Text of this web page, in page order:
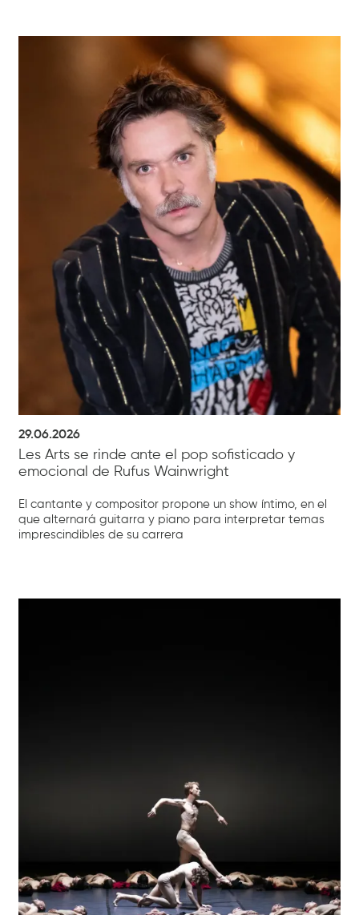
29.06.2026
Les Arts se rinde ante el pop sofisticado y
emocional de Rufus Wainwright
El cantante y compositor propone un show íntimo, en el
que alternará guitarra y piano para interpretar temas
imprescindibles de su carrera